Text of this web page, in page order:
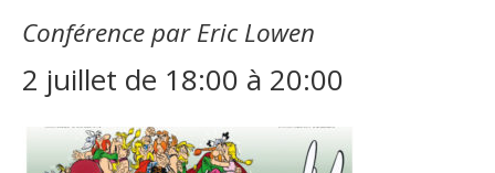
Conférence par Eric Lowen
2 juillet de 18:00 à 20:00